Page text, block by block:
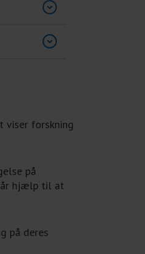
viser forskning
på
hjælp til at
på deres